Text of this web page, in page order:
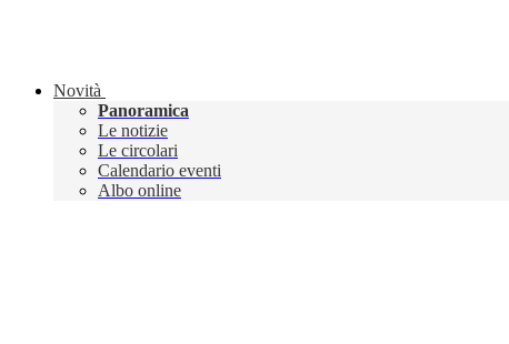
Novità
Panoramica
Le notizie
Le circolari
Calendario eventi
Albo online